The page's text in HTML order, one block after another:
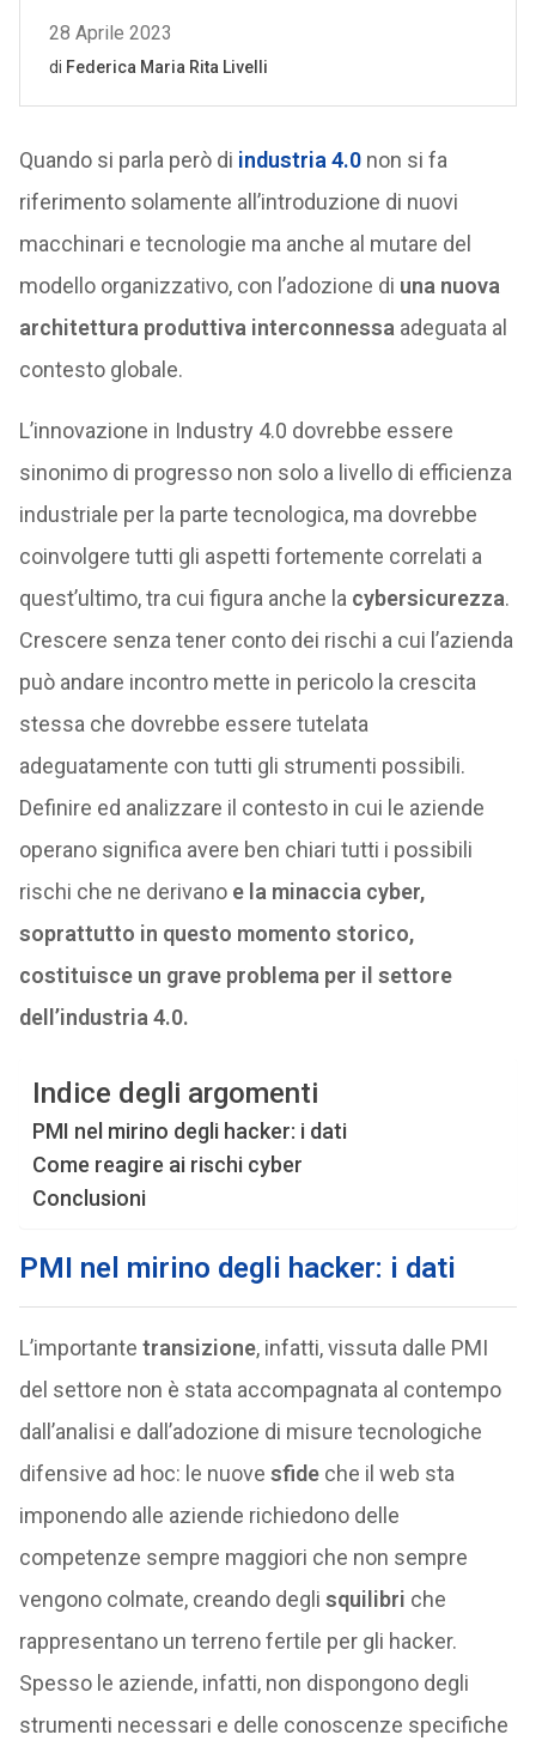
Quando si parla però di industria 4.0 non si fa
riferimento solamente all’introduzione di nuovi
macchinari e tecnologie ma anche al mutare del
modello organizzativo, con l’adozione di una nuova
architettura produttiva interconnessa adeguata al
contesto globale.
L’innovazione in Industry 4.0 dovrebbe essere
sinonimo di progresso non solo a livello di efficienza
industriale per la parte tecnologica, ma dovrebbe
coinvolgere tutti gli aspetti fortemente correlati a
quest’ultimo, tra cui figura anche la cybersicurezza.
Crescere senza tener conto dei rischi a cui l’azienda
può andare incontro mette in pericolo la crescita
stessa che dovrebbe essere tutelata
adeguatamente con tutti gli strumenti possibili.
Definire ed analizzare il contesto in cui le aziende
operano significa avere ben chiari tutti i possibili
rischi che ne derivano e la minaccia cyber,
soprattutto in questo momento storico,
costituisce un grave problema per il settore
dell’industria 4.0.
Indice degli argomenti
PMI nel mirino degli hacker: i dati
Come reagire ai rischi cyber
Conclusioni
PMI nel mirino degli hacker: i dati
L’importante transizione, infatti, vissuta dalle PMI
del settore non è stata accompagnata al contempo
dall’analisi e dall’adozione di misure tecnologiche
difensive ad hoc: le nuove sfideche il web sta
imponendo alle aziende richiedono delle
competenze sempre maggiori che non sempre
vengono colmate, creando degli squilibri che
rappresentano un terreno fertile per gli hacker.
Spesso le aziende, infatti, non dispongono degli
strumenti necessari e delle conoscenze specifiche